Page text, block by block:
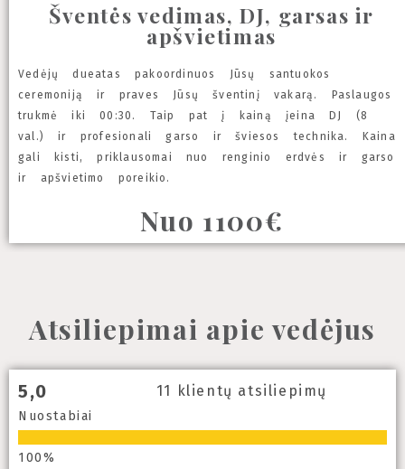
Šventės vedimas, DJ, garsas ir
apšvietimas
Vedėjų dueatas pakoordinuos Jūsų santuokos
ceremoniją ir praves Jūsų šventinį vakarą. Paslaugos
trukmė iki 00:30. Taip pat į kainą įeina DJ (8
val.) ir profesionali garso ir šviesos technika. Kaina
gali kisti, priklausomai nuo renginio erdvės ir garso
ir apšvietimo poreikio.
Nuo 1100€
Atsiliepimai apie vedėjus
5,0 11 klientų atsiliepimų
Nuostabiai